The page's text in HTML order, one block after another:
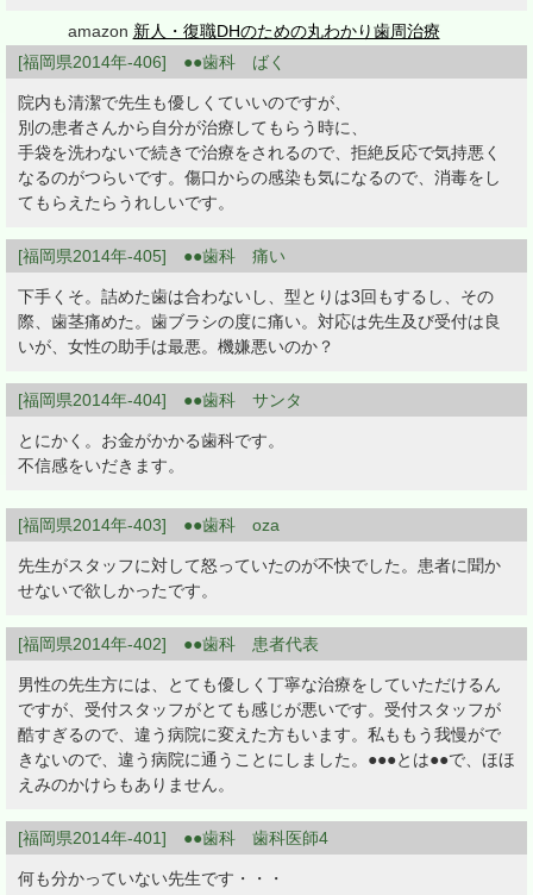
amazon 新人・復職DHのための丸わかり歯周治療
[福岡県2014年-406] ●●歯科 ばく
院内も清潔で先生も優しくていいのですが、
別の患者さんから自分が治療してもらう時に、
手袋を洗わないで続きで治療をされるので、拒絶反応で気持悪く
なるのがつらいです。傷口からの感染も気になるので、消毒をし
てもらえたらうれしいです。
[福岡県2014年-405] ●●歯科 痛い
下手くそ。詰めた歯は合わないし、型とりは3回もするし、その
際、歯茎痛めた。歯ブラシの度に痛い。対応は先生及び受付は良
いが、女性の助手は最悪。機嫌悪いのか？
[福岡県2014年-404] ●●歯科 サンタ
とにかく。お金がかかる歯科です。
不信感をいだきます。
[福岡県2014年-403] ●●歯科 oza
先生がスタッフに対して怒っていたのが不快でした。患者に聞か
せないで欲しかったです。
[福岡県2014年-402] ●●歯科 患者代表
男性の先生方には、とても優しく丁寧な治療をしていただけるん
ですが、受付スタッフがとても感じが悪いです。受付スタッフが
酷すぎるので、違う病院に変えた方もいます。私ももう我慢がで
きないので、違う病院に通うことにしました。●●●とは●●で、ほほ
えみのかけらもありません。
[福岡県2014年-401] ●●歯科 歯科医師4
何も分かっていない先生です・・・